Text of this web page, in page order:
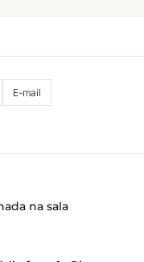
E-mail
na sala